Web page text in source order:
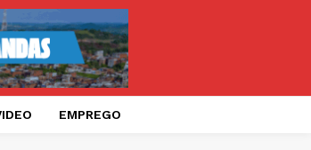
EMPREGO